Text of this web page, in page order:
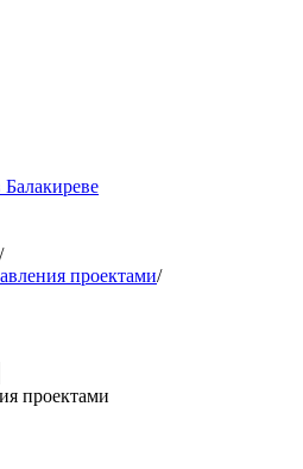
/
проектами/
проектами